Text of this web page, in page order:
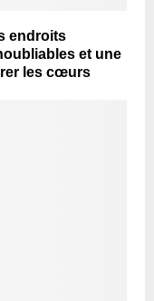
endroits
et une
les cœurs